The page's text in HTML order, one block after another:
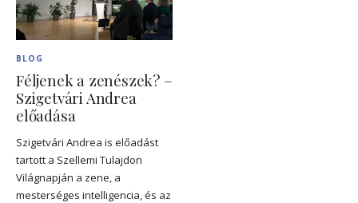
BLOG
Féljenek a zenészek? –
Szigetvári Andrea
előadása
Szigetvári Andrea is előadást
tartott a Szellemi Tulajdon
Világnapján a zene, a
mesterséges intelligencia, és az